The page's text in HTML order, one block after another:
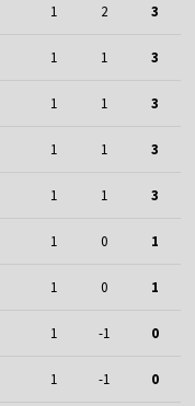
1 2 3
1 1 3
1 1 3
1 1 3
1 1 3
1 0 1
1 0 1
1 -1 0
1 -1 0